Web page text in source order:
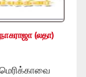
(லதா)